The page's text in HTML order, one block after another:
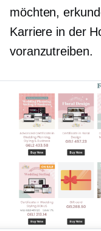
möchten,
Karriere in der
voranzutreiben.